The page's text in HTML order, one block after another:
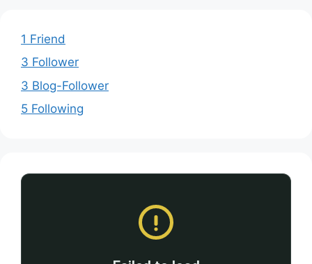
1 Friend
3 Follower
3 Blog-Follower
5 Following